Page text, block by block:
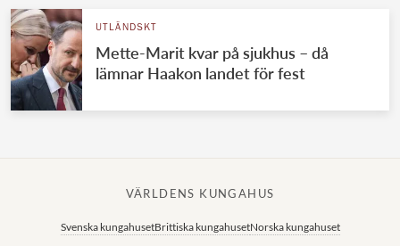
UTLÄNDSKT
Mette-Marit kvar på sjukhus – då
lämnar Haakon landet för fest
VÄRLDENS KUNGAHUS
Svenska kungahusetBrittiska kungahusetNorska kungahuset